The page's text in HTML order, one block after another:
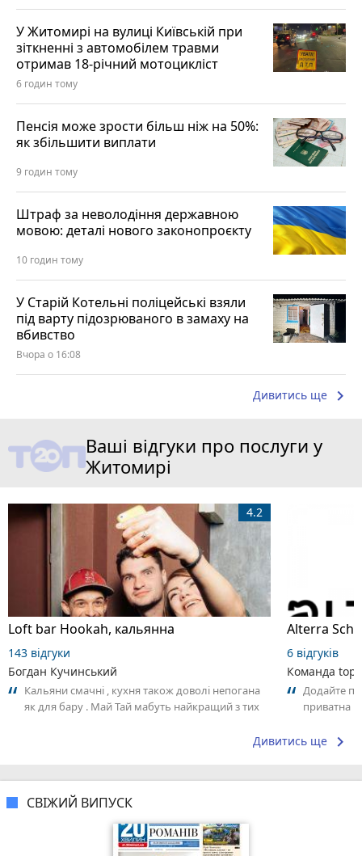
У Житомирі на вулиці Київській при
зіткненні з автомобілем травми
отримав 18-річний мотоцикліст
6 годин тому
Пенсія може зрости більш ніж на 50%:
як збільшити виплати
9 годин тому
Штраф за неволодіння державною
мовою: деталі нового законопроєкту
10 годин тому
У Старій Котельні поліцейські взяли
під варту підозрюваного в замаху на
вбивство
Вчора о 16:08
Дивитись ще keyboard_arrow_right
Ваші відгуки про послуги у
Житомирі
Loft bar Hookah, кальянна
4.2
143 відгуки
Богдан Кучинський
Кальяни смачні , кухня також доволі непогана
як для бару . Май Тай мабуть найкращий з тих
6 відгуків
Команда
Додайте
приватна
Дивитись ще keyboard_arrow_right
СВІЖИЙ ВИПУСК